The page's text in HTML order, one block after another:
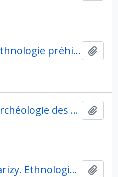
Catherine Baroin. Ethnologie préhistorique
Claude Chauchat. Archéologie des Amériques
Catherine Girard-Farizy. Ethnologie préhistorique